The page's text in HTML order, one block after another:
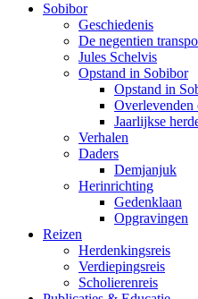
Sobibor
Geschiedenis
De negentien
Jules Schelvis
Opstand in Sobibor
Opstand in
Overlevenden
Jaarlijkse
Verhalen
Daders
Demjanjuk
Herinrichting
Gedenklaan
Opgravingen
Reizen
Herdenkingsreis
Verdiepingsreis
Scholierenreis